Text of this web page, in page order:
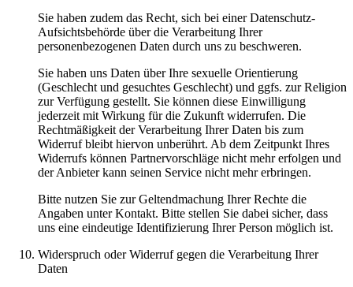
Sie haben zudem das Recht, sich bei einer Datenschutz-
Aufsichtsbehörde über die Verarbeitung Ihrer
personenbezogenen Daten durch uns zu beschweren.
Sie haben uns Daten über Ihre sexuelle Orientierung
(Geschlecht und gesuchtes Geschlecht) und ggfs. zur Religion
zur Verfügung gestellt. Sie können diese Einwilligung
jederzeit mit Wirkung für die Zukunft widerrufen. Die
Rechtmäßigkeit der Verarbeitung Ihrer Daten bis zum
Widerruf bleibt hiervon unberührt. Ab dem Zeitpunkt Ihres
Widerrufs können Partnervorschläge nicht mehr erfolgen und
der Anbieter kann seinen Service nicht mehr erbringen.
Bitte nutzen Sie zur Geltendmachung Ihrer Rechte die
Angaben unter Kontakt. Bitte stellen Sie dabei sicher, dass
uns eine eindeutige Identifizierung Ihrer Person möglich ist.
Widerspruch oder Widerruf gegen die Verarbeitung Ihrer
Daten